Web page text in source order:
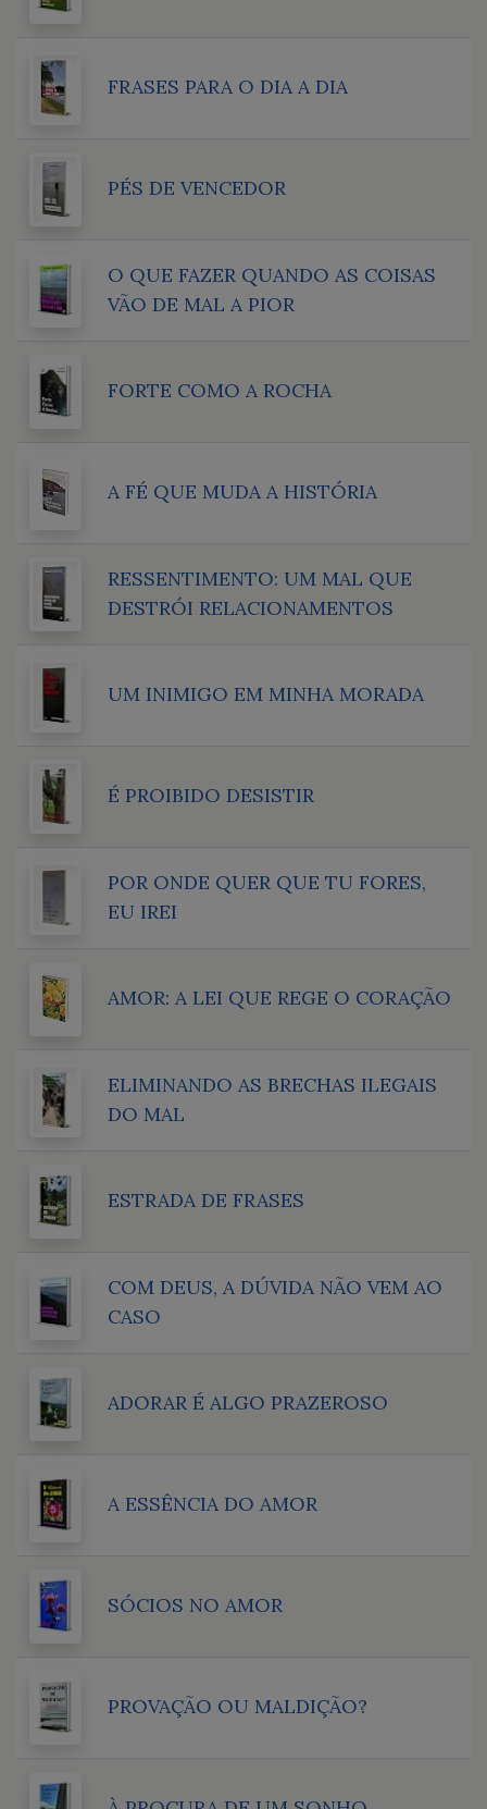
FRASES PARA O DIA A DIA
PÉS DE VENCEDOR
O QUE FAZER QUANDO AS COISAS
VÃO DE MAL A PIOR
FORTE COMO A ROCHA
A FÉ QUE MUDA A HISTÓRIA
RESSENTIMENTO: UM MAL QUE
DESTRÓI RELACIONAMENTOS
UM INIMIGO EM MINHA MORADA
É PROIBIDO DESISTIR
POR ONDE QUER QUE TU FORES,
EU IREI
AMOR: A LEI QUE REGE O CORAÇÃO
ELIMINANDO AS BRECHAS ILEGAIS
DO MAL
ESTRADA DE FRASES
COM DEUS, A DÚVIDA NÃO VEM AO
CASO
ADORAR É ALGO PRAZEROSO
A ESSÊNCIA DO AMOR
SÓCIOS NO AMOR
PROVAÇÃO OU MALDIÇÃO?